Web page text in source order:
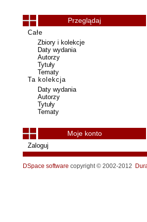
Przeglądaj
Całe
Zbiory i kolekcje
Daty wydania
Autorzy
Tytuły
Tematy
Ta kolekcja
Daty wydania
Autorzy
Tytuły
Tematy
Moje konto
Zaloguj
DSpace software copyright © 2002-2012